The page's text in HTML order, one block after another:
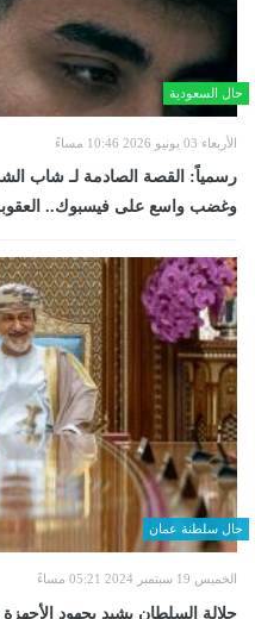
حال السعودية
الأربعاء 03 يونيو 2026 10:46 مساءً
رسمياً: القصة الصادمة لـ شاب
وغضب واسع على فيسبوك.. العقوبة قد تصل
حال سلطنة عمان
الخميس 19 سبتمبر 2024 05:21 مساءً
جلالة السلطان يشيد بجهود الأجهزة